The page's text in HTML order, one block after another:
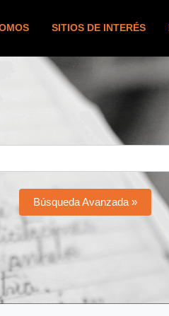
SITIOS DE INTERÉS
Búsqueda Avanzada »